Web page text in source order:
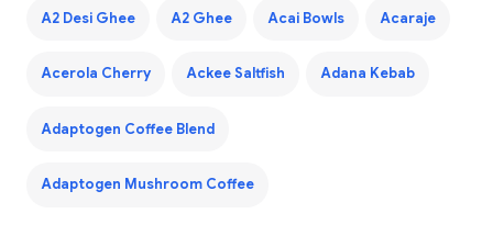
A2 Desi Ghee A2 Ghee Acai Bowls Acaraje
Acerola Cherry Ackee Saltfish Adana Kebab
Adaptogen Coffee Blend
Adaptogen Mushroom Coffee